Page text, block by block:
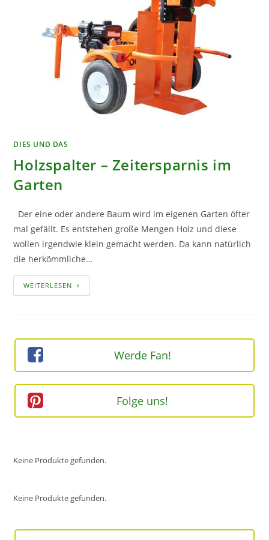
DIES UND DAS
Holzspalter – Zeitersparnis im
Garten
Der eine oder andere Baum wird im eigenen Garten öfter
mal gefällt. Es entstehen große Mengen Holz und diese
wollen irgendwie klein gemacht werden. Da kann natürlich
die herkömmliche…
WEITERLESEN HOLZSPALTER
–
Werde Fan!
Folge uns!
Keine Produkte gefunden.
Keine Produkte gefunden.